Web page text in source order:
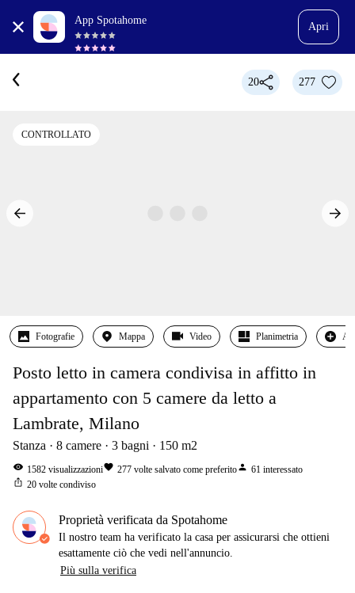
App Spotahome
Apri
20 277
CONTROLLATO
Fotografie Mappa Video Planimetria
Posto letto in camera condivisa in affitto in
appartamento con 5 camere da letto a
Lambrate, Milano
Stanza 8 camere 3 bagni 150 m2
visibility 1582 visualizzazionifavorite 277 volte salvato come preferitoperson 61 interessato
ios_share 20 volte condiviso
Proprietà verificata da Spotahome
Il nostro team ha verificato la casa per assicurarsi che ottieni
esattamente ciò che vedi nell'annuncio.
Più sulla verifica